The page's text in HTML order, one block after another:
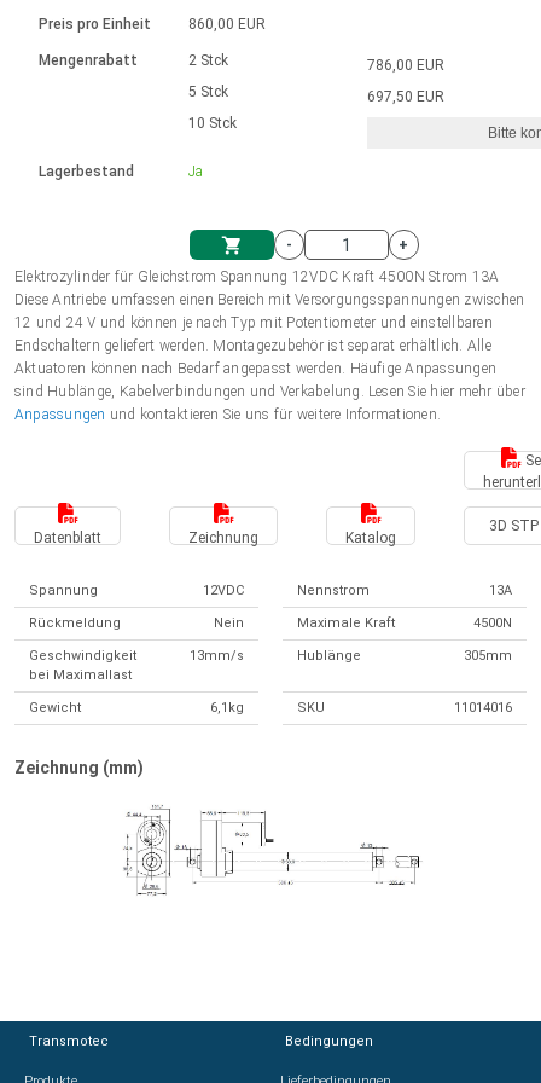
Einheitssystem
Einkaufswagen
Hubmagnete
230 - 50 Hz | 110 - 60 Hz
Drehzahlregelung für die AIS-Serie
Bürstenlose Gleichstrommotoren
mit Planetengetriebe und internem
Ø 28-42| 1-1400 rpm | <= 290Ncm
Bürstenlose DC Motor Controller
Gleichstrommotoren mit
Schneckengetriebe und Bürsten
Ø43-124mm | 31-425rpm | ≤ 41Nm
Treiber für Gleichstrommotoren mit
Synchron-Asynchron | für 1-4 Elektrozylinder
Synchron-Asynchron | für 1-4 Elektrozylinder
Français (EUR)
Polski (EUR)
Norsk (NOK)
Suomi (EUR)
Preis pro Einheit
Mengenrabatt
Lagerbestand
860,00 EUR
2 Stck
5 Stck
10 Stck
Ja
786,00 EUR
697,50 EUR
Bitte
-
+
Elektrozylinder für Gleichstrom Spannung 12VDC Kraft 4500N Strom 13A
Diese Antriebe umfassen einen Bereich mit Versorgungsspannungen zwischen
12 und 24 V und können je nach Typ mit Potentiometer und einstellbaren
Endschaltern geliefert werden. Montagezubehör ist separat erhältlich. Alle
Aktuatoren können nach Bedarf angepasst werden. Häufige Anpassungen
sind Hublänge, Kabelverbindungen und Verkabelung. Lesen Sie hier mehr über
Anpassungen und kontaktieren Sie uns für weitere Informationen.
Datenblatt Zeichnung Katalog
3D STP
Spannung 12VDC Nennstrom 13A
Rückmeldung Nein Maximale Kraft 4500N
Geschwindigkeit
bei Maximallast
13mm/s Hublänge 305mm
Gewicht 6,1kg SKU 11014016
Zeichnung (mm)
Transmotec Bedingungen
Transmotec Bedingungen